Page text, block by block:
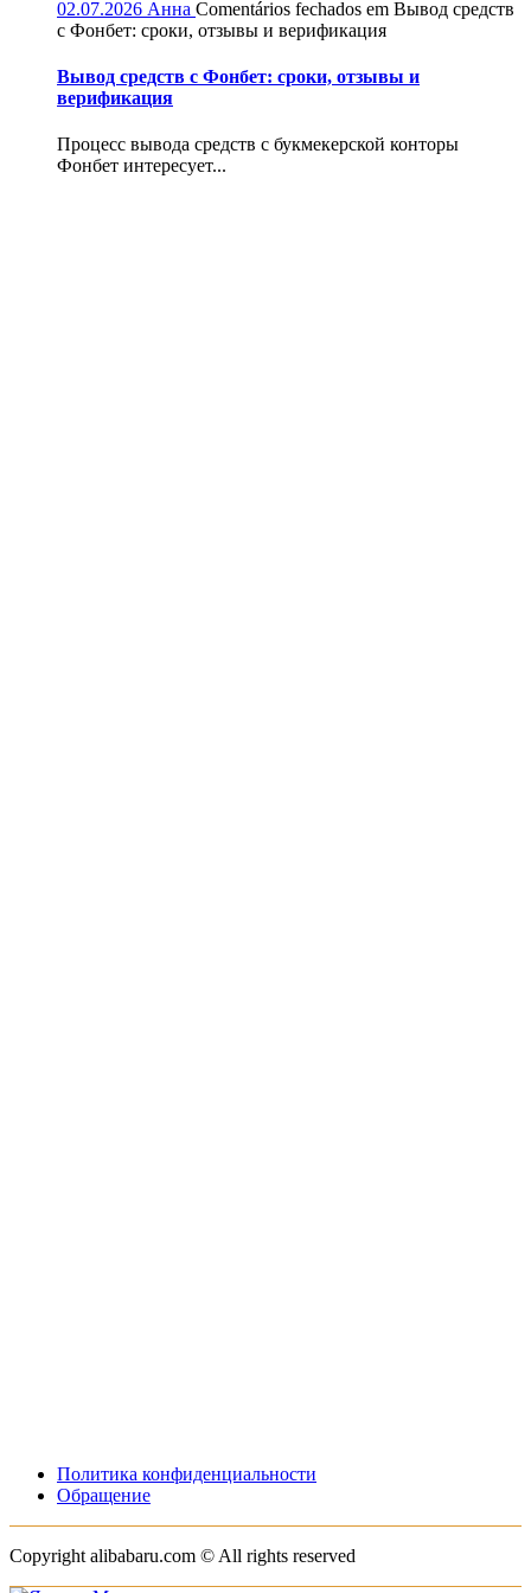
02.07.2026 Анна Comentários fechados em Вывод средств
с Фонбет: сроки, отзывы и верификация
Вывод средств с Фонбет: сроки, отзывы и
верификация
Процесс вывода средств с букмекерской конторы
Фонбет интересует...
Политика конфиденциальности
Обращение
Copyright alibabaru.com © All rights reserved